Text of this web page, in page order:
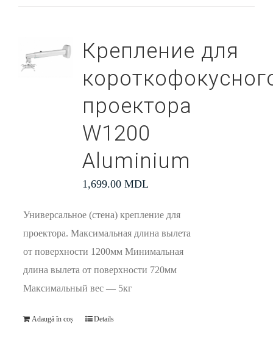
Крепление для
проектора
W1200
Aluminium
1,699.00 MDL
Универсальное (стена) крепление для
проектора. Максимальная длина вылета
от поверхности 1200мм Минимальная
длина вылета от поверхности 720мм
Максимальный вес — 5кг
Adaugă în coș Details